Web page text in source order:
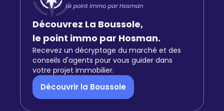
Découvrez La Boussole,
le point immo par Hosman.
Recevez un décryptage du marché et des
conseils d'agents pour vous guider dans
votre projet immobilier.
Découvrir la Boussole